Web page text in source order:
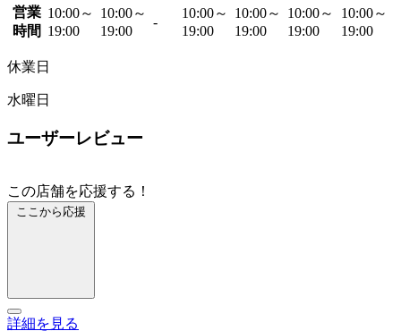
営業
時間
10:00～
19:00
10:00～
19:00
-
10:00～
19:00
10:00～
19:00
10:00～
19:00
10:00～
19:00
休業日
水曜日
ユーザーレビュー
この店舗を応援する！
ここから応援
詳細を見る